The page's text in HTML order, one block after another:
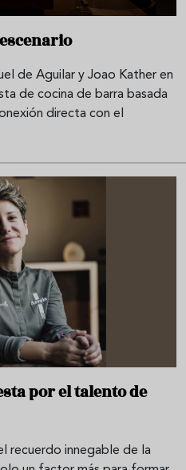
de Aguilar y Joao Kather en
de cocina de barra basada
directa con el
por el talento de
recuerdo innegable de la